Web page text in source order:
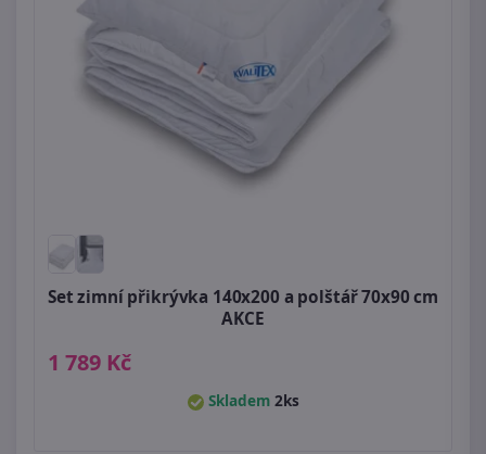
Set zimní přikrývka 140x200 a polštář 70x90 cm
AKCE
1 789 Kč
Skladem 2ks